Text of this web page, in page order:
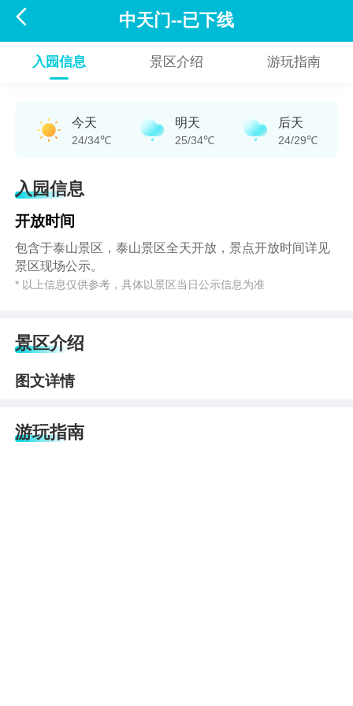
 中天门--已下线
入园信息 景区介绍 游玩指南
今天
24/34℃
明天
25/34℃
后天
24/29℃
入园信息
开放时间
包含于泰山景区，泰山景区全天开放，景点开放时间详见
景区现场公示。
* 以上信息仅供参考，具体以景区当日公示信息为准
景区介绍
图文详情
游玩指南